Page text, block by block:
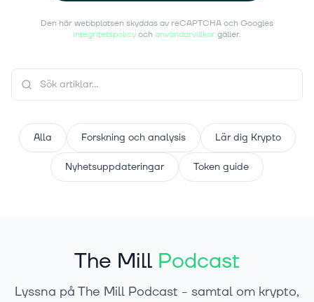
Den här webbplatsen skyddas av reCAPTCHA och Googles
integritetspolicyoch användarvillkorgäller.
Alla Forskning och analysis Lär dig Krypto
Nyhetsuppdateringar Token guide
The Mill Podcast
Lyssna på The Mill Podcast - samtal om krypto,